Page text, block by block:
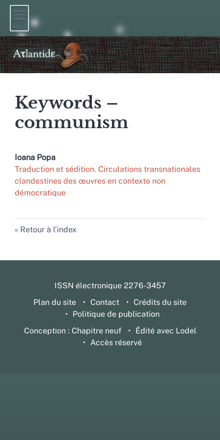
Menu
Keywords –
communism
Ioana Popa
Traduction et sédition. Circulations transnationales
clandestines des œuvres en contexte non
démocratique
Retour à l’index
ISSN électronique 2276-3457
Plan du site
Contact
Crédits du site
Politique de publication
Conception : Chapitre neuf
Édité avec Lodel
Accès réservé